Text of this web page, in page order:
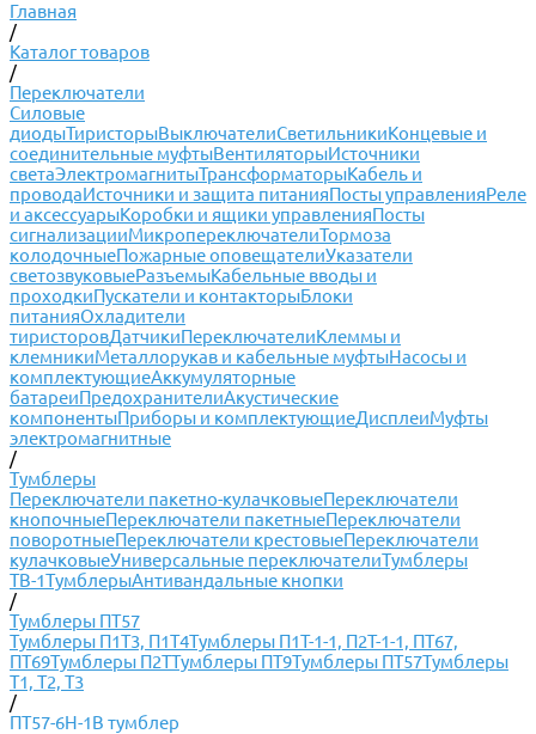
Главная
/
Каталог товаров
/
Переключатели
Силовые
диодыТиристорыВыключателиСветильникиКонцевые и
соединительные муфтыВентиляторыИсточники
светаЭлектромагнитыТрансформаторыКабель и
проводаИсточники и защита питанияПосты управленияРеле
и аксессуарыКоробки и ящики управленияПосты
сигнализацииМикропереключателиТормоза
колодочныеПожарные оповещателиУказатели
светозвуковыеРазъемыКабельные вводы и
проходкиПускатели и контакторыБлоки
питанияОхладители
тиристоровДатчикиПереключателиКлеммы и
клемникиМеталлорукав и кабельные муфтыНасосы и
комплектующиеАккумуляторные
батареиПредохранителиАкустические
компонентыПриборы и комплектующиеДисплеиМуфты
электромагнитные
/
Тумблеры
Переключатели пакетно-кулачковыеПереключатели
кнопочныеПереключатели пакетныеПереключатели
поворотныеПереключатели крестовыеПереключатели
кулачковыеУниверсальные переключателиТумблеры
ТВ-1ТумблерыАнтивандальные кнопки
/
Тумблеры ПТ57
Тумблеры П1Т3, П1Т4Тумблеры П1Т-1-1, П2Т-1-1, ПТ67,
ПТ69Тумблеры П2ТТумблеры ПТ9Тумблеры ПТ57Тумблеры
Т1, Т2, Т3
/
ПТ57-6Н-1В тумблер